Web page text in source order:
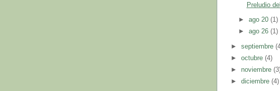
Preludio
►ago 20(1)
►ago 26(1)
►septiembre
►octubre(4)
► noviembre
►diciembre(4)